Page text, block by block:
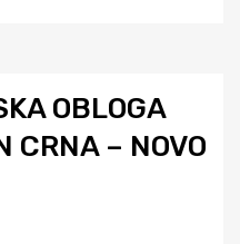
OBLOGA
CRNA – NOVO